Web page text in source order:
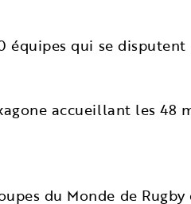
qui se
accueillant les 48
du Monde de